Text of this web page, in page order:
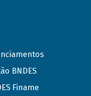
BNDES
Finame